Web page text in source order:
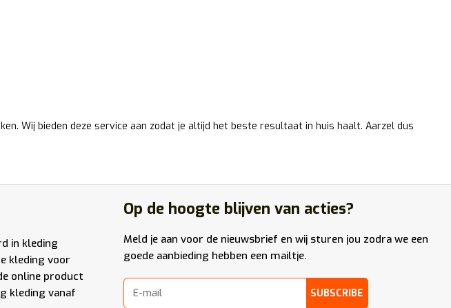
Wij bieden deze service aan zodat je altijd het beste resultaat in huis haalt. Aarzel dus
in kleding
kleding voor
online product
kleding vanaf
Op de hoogte blijven van acties?
Meld je aan voor de nieuwsbrief en wij sturen jou zodra we een
goede aanbieding hebben een mailtje.
SUBSCRIBE